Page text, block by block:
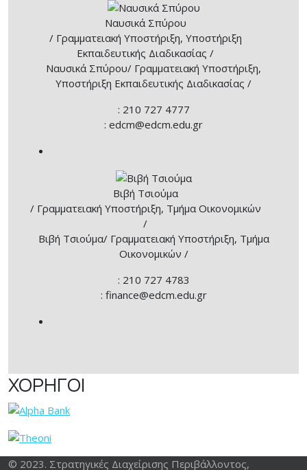
Ναυσικά Σπύρου
/ Γραμματειακή Υποστήριξη, Υποστήριξη
Εκπαιδευτικής Διαδικασίας /
Ναυσικά Σπύρου/ Γραμματειακή Υποστήριξη,
Υποστήριξη Εκπαιδευτικής Διαδικασίας /
: 210 727 4777
: edcm@edcm.edu.gr
Βιβή Τσιούμα
/ Γραμματειακή Υποστήριξη, Τμήμα Οικονομικών
/
Βιβή Τσιούμα/ Γραμματειακή Υποστήριξη, Τμήμα
Οικονομικών /
: 210 727 4783
: finance@edcm.edu.gr
ΧΟΡΗΓΟΙ
© 2023. Στρατηγικές Διαχείρισης Περιβάλλοντος,